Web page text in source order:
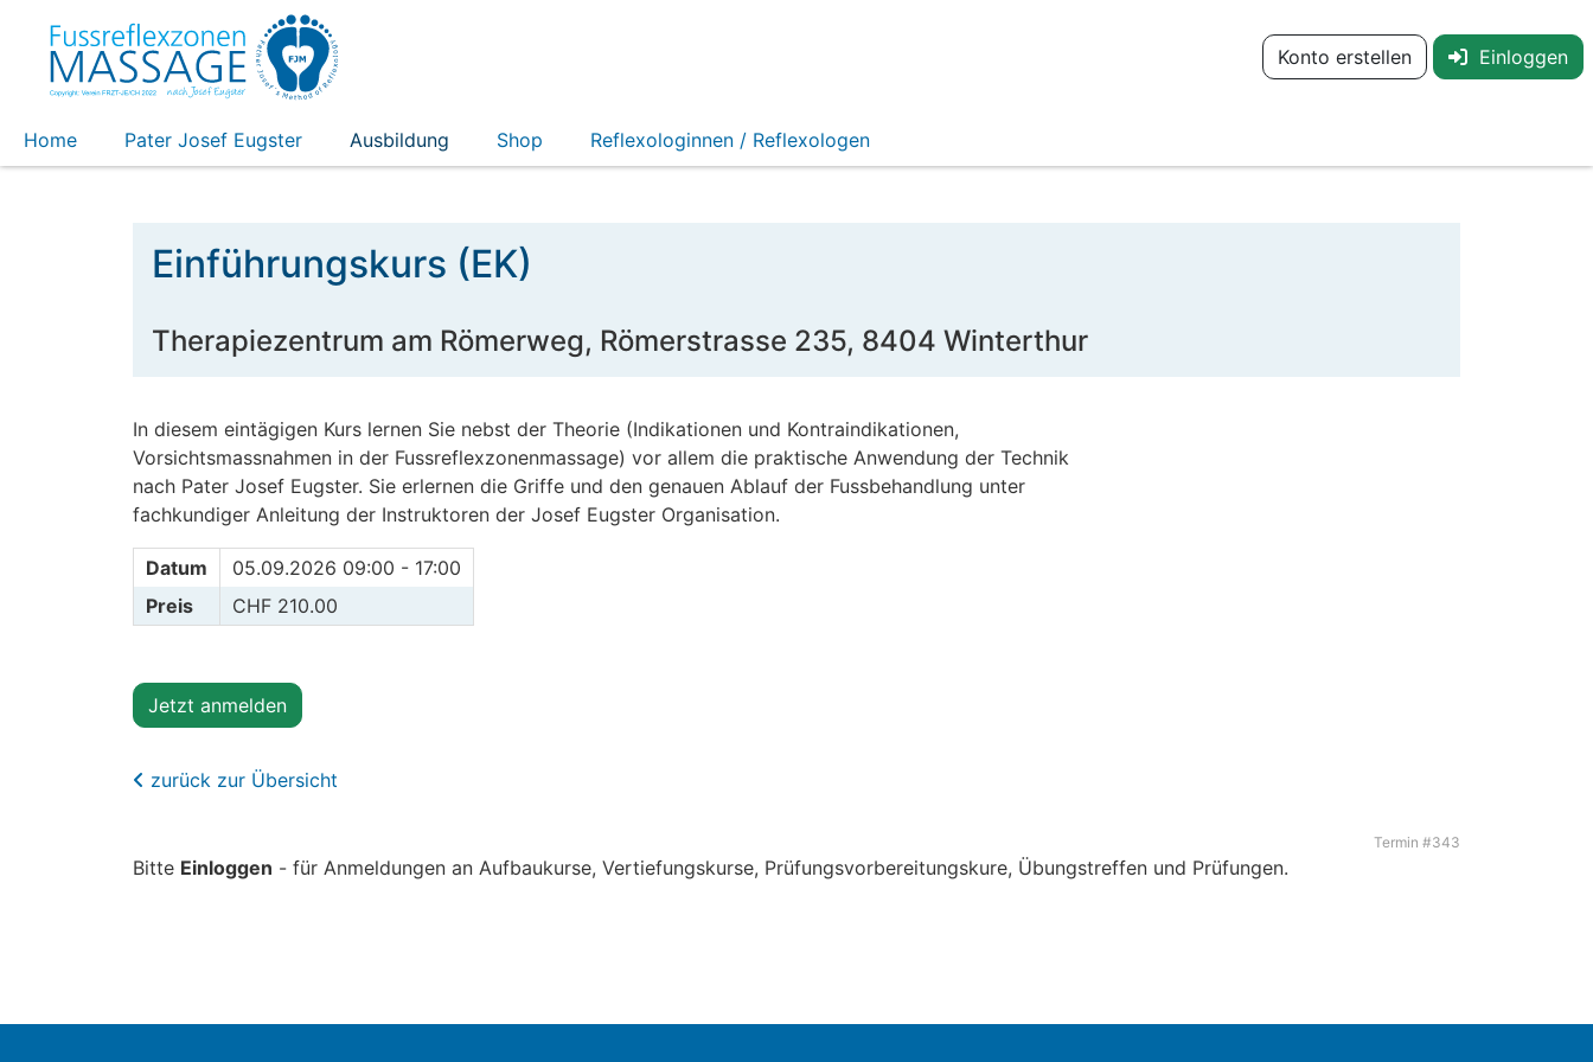
Zur Navigation springen
Konto erstellen Einloggen
Home Pater Josef Eugster Ausbildung Shop Reflexologinnen / Reflexologen
Einführungskurs (EK)
Therapiezentrum am Römerweg, Römerstrasse 235, 8404 Winterthur
In diesem eintägigen Kurs lernen Sie nebst der Theorie (Indikationen und Kontraindikationen,
Vorsichtsmassnahmen in der Fussreflexzonenmassage) vor allem die praktische Anwendung der Technik
nach Pater Josef Eugster. Sie erlernen die Griffe und den genauen Ablauf der Fussbehandlung unter
fachkundiger Anleitung der Instruktoren der Josef Eugster Organisation.
Datum
05.09.2026 09:00 - 17:00
Preis
CHF 210.00
Jetzt anmelden
zurück zur Übersicht
Termin #343
Bitte Einloggen - für Anmeldungen an Aufbaukurse, Vertiefungskurse, Prüfungsvorbereitungskure, Übungstreffen und Prüfungen.